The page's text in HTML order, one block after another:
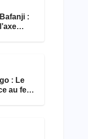
:
: Le
au feu